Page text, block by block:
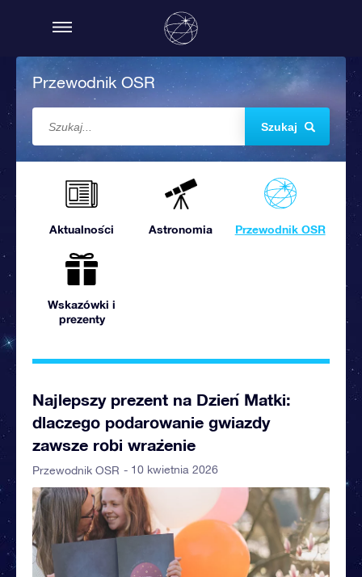
Przewodnik OSR
Szukaj
Aktualności Astronomia Przewodnik OSR
Wskazówki i
prezenty
Najlepszy prezent na Dzień Matki:
dlaczego podarowanie gwiazdy
zawsze robi wrażenie
Przewodnik OSR - 10 kwietnia 2026